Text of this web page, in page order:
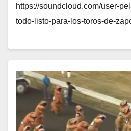
https://soundcloud.com/user-
todo-listo-para-los-toros-de-